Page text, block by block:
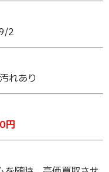
2
れあり
円